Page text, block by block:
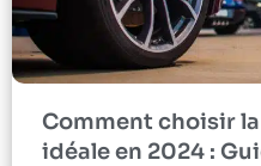
Comment choisir
idéale en 2024 :